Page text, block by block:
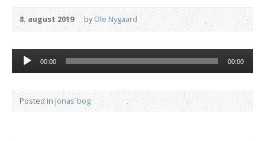
8. august 2019 byOle Nygaard
Lydafspiller
00:00 00:00
Posted in Jonas´bog